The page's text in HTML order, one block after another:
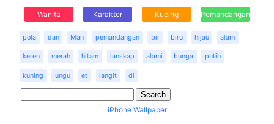
Wanita Karakter Kucing Pemandangan
pola dan Man pemandangan bir biru hijau alam
keren merah hitam lanskap alami bunga putih
kuning ungu et langit di
iPhone Wallpaper